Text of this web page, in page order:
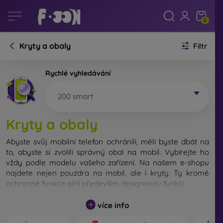
0
Kryty a obaly Filtr
Rychlé vyhledávání
200 smart
Kryty a obaly
Abyste svůj mobilní telefon ochránili, měli byste dbát na
to, abyste si zvolili správný obal na mobil. Vybírejte ho
vždy podle modelu vašeho zařízení. Na našem e-shopu
najdete nejen pouzdra na mobil, ale i kryty. Ty kromě
ochranné funkce plní především designovou funkci.
Kryt na mobil můžeme také nazvat zadní kryt. Je určen
na ochranu zadní části telefonu. Jednotlivé kryty na mobil
více info